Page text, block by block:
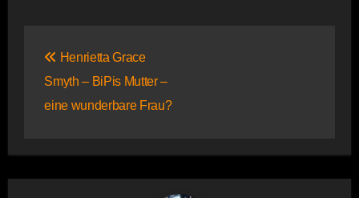
Henrietta Grace
Smyth – BiPis Mutter –
eine wunderbare Frau?